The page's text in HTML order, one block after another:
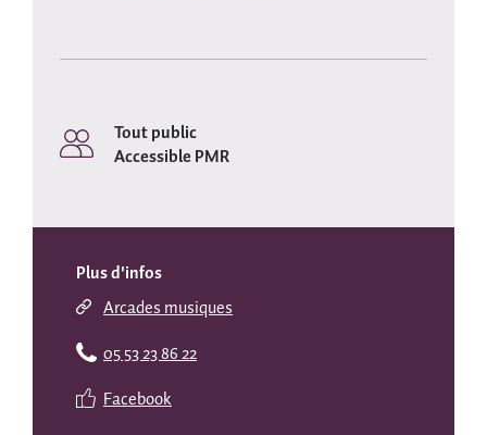
Tout public
Accessible PMR
Plus d'infos
Arcades musiques
05 53 23 86 22
Facebook